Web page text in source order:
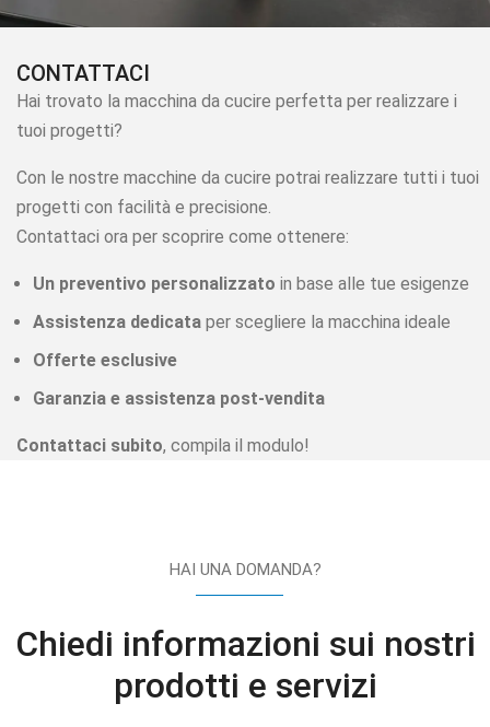
CONTATTACI
Hai trovato la macchina da cucire perfetta per realizzare i
tuoi progetti?
Con le nostre macchine da cucire potrai realizzare tutti i tuoi
progetti con facilità e precisione.
Contattaci ora per scoprire come ottenere:
Un preventivo personalizzato in base alle tue esigenze
Assistenza dedicata per scegliere la macchina ideale
Offerte esclusive
Garanzia e assistenza post-vendita
Contattaci subito, compila il modulo!
HAI UNA DOMANDA?
Chiedi informazioni sui nostri
prodotti e servizi